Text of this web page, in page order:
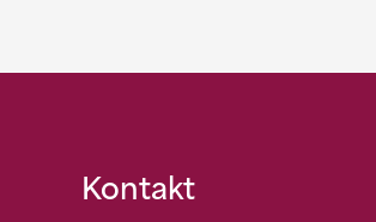
Fusszeile
Kontakt